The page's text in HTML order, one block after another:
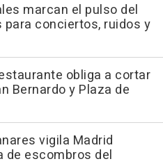
marcan el pulso del
para conciertos, ruidos y
obliga a cortar
Bernardo y Plaza de
vigila Madrid
de escombros del